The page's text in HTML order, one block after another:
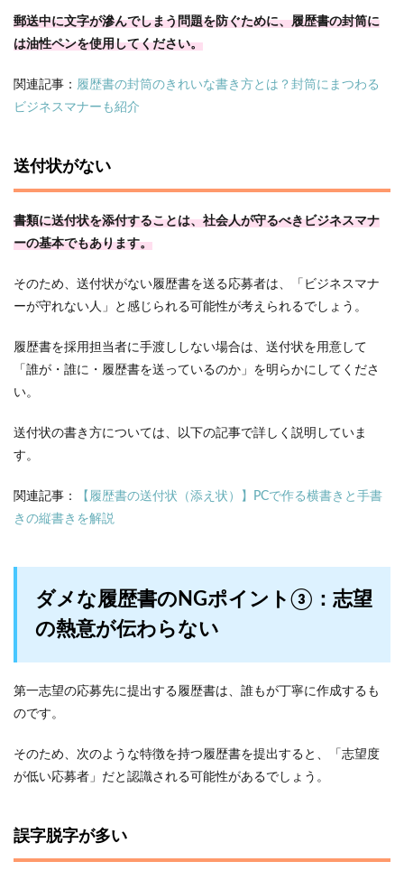
郵送中に文字が滲んでしまう問題を防ぐために、履歴書の封筒に
は油性ペンを使用してください。
関連記事： 履歴書の封筒のきれいな書き方とは？封筒にまつわる
ビジネスマナーも紹介
送付状がない
書類に送付状を添付することは、社会人が守るべきビジネスマナ
ーの基本でもあります。
そのため、送付状がない履歴書を送る応募者は、「ビジネスマナ
ーが守れない人」と感じられる可能性が考えられるでしょう。
履歴書を採用担当者に手渡ししない場合は、送付状を用意して
「誰が・誰に・履歴書を送っているのか」を明らかにしてくださ
い。
送付状の書き方については、以下の記事で詳しく説明していま
す。
関連記事：
【履歴書の送付状（添え状）】PCで作る横書きと手書
きの縦書きを解説
ダメな履歴書のNGポイント③：志望
の熱意が伝わらない
第一志望の応募先に提出する履歴書は、誰もが丁寧に作成するも
のです。
そのため、次のような特徴を持つ履歴書を提出すると、「志望度
が低い応募者」だと認識される可能性があるでしょう。
誤字脱字が多い